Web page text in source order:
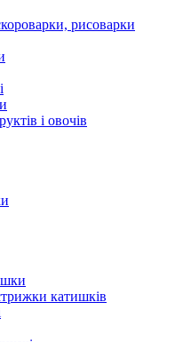
рисоварки
і овочів
катишків